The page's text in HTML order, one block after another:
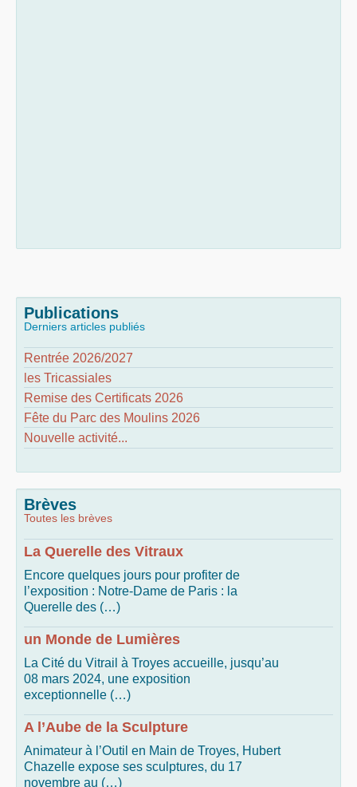
Publications
Derniers articles publiés
Rentrée 2026/2027
les Tricassiales
Remise des Certificats 2026
Fête du Parc des Moulins 2026
Nouvelle activité...
Brèves
Toutes les brèves
La Querelle des Vitraux
Encore quelques jours pour profiter de
l’exposition : Notre-Dame de Paris : la
Querelle des (…)
un Monde de Lumières
La Cité du Vitrail à Troyes accueille, jusqu’au
08 mars 2024, une exposition
exceptionnelle (…)
A l’Aube de la Sculpture
Animateur à l’Outil en Main de Troyes, Hubert
Chazelle expose ses sculptures, du 17
novembre au (…)